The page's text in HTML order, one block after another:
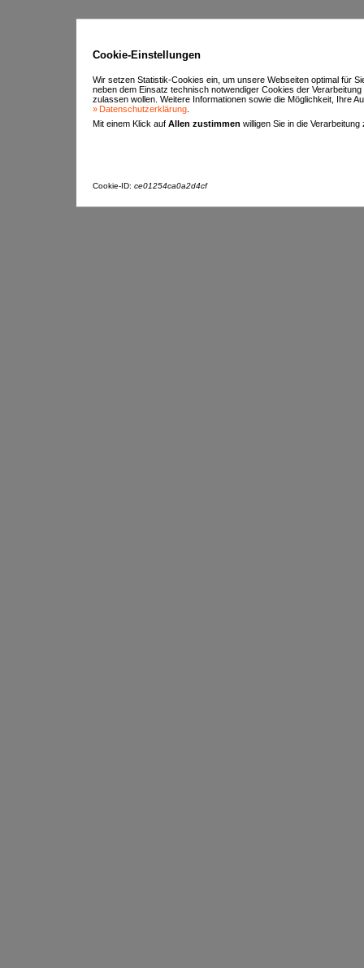
Cookie-Einstellungen
Wir setzen Statistik-Cookies ein, um unsere Webseiten optimal für
neben dem Einsatz technisch notwendiger Cookies der
zulassen wollen. Weitere Informationen sowie die Möglichkeit, Ihre
Datenschutzerklärung
Mit einem Klick auf Allen zustimmen willigen Sie in die
Cookie-ID: ce01254ca0a2d4cf